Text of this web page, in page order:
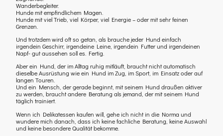
Wanderbegleiter.
Hunde mit empfindlichem Magen.
Hunde mit viel Trieb, viel Körper, viel Energie – oder mit sehr feinen
Grenzen.
Und trotzdem wird oft so getan, als brauche jeder Hund einfach
irgendein Geschirr, irgendeine Leine, irgendein Futter und irgendeinen
Napf- gut aussehen soll es. Fertig.
Aber ein Hund, der im Alltag ruhig mitläuft, braucht nicht automatisch
dieselbe Ausrüstung wie ein Hund im Zug, im Sport, im Einsatz oder auf
langen Touren.
Und ein Mensch, der gerade beginnt, mit seinem Hund draußen aktiver
zu werden, braucht andere Beratung als jemand, der mit seinem Hund
täglich trainiert.
Wenn ich Delikatessen kaufen will, gehe ich nicht in die Norma und
wundere mich danach, dass ich keine fachliche Beratung, keine Auswahl
und keine besondere Qualität bekomme.